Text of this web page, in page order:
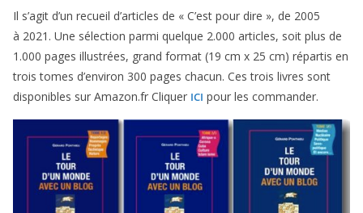
Il s’agit d’un recueil d’ar­ticles de « C’est pour dire », de 2005
à 2021 . Une sélec­tion par­mi quelque 2.000 articles, soit plus de
1 .000 pages illus­trées, grand for­mat (19 cm x 25 cm) répar­tis en
trois tomes d’environ 300 pages cha­cun. Ces trois livres sont
dis­po­nibles sur Amazon​.fr Cliquer ICI pour les commander.